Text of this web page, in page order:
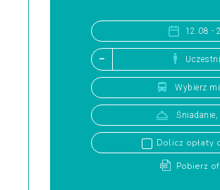
12.08 -
Wybierz
Dolicz opłaty
Pobierz